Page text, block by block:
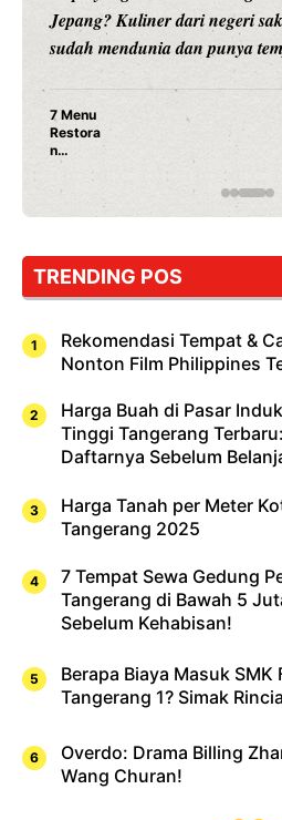
Jepang? Kuliner dari negeri
sudah mendunia dan punya
7 Menu
Restora
n
Jepang
yang
Dicoba,
Cuma
Sushi!
TRENDING POS
Rekomendasi Tempat &
Nonton Film Philippines
Harga Buah di Pasar
Tinggi Tangerang
Daftarnya Sebelum
Harga Tanah per Meter
Tangerang 2025
7 Tempat Sewa Gedung
Tangerang di Bawah 5
Sebelum Kehabisan!
Berapa Biaya Masuk SMK
Tangerang 1? Simak
Overdo: Drama Billing
Wang Churan!